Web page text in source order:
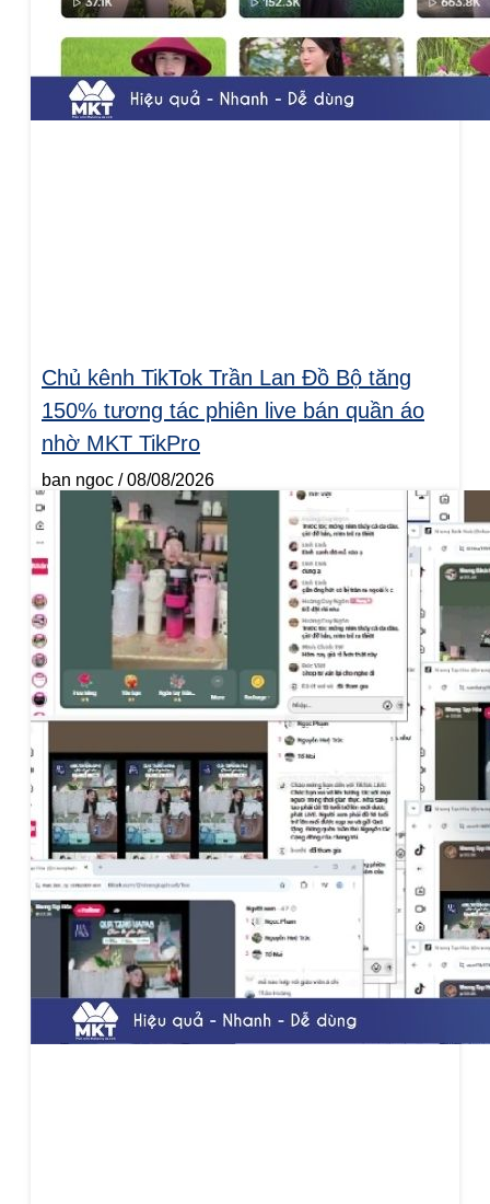
Chủ kênh TikTok Trần Lan Đồ Bộ tăng
150% tương tác phiên live bán quần áo
nhờ MKT TikPro
ban ngoc 08/08/2026